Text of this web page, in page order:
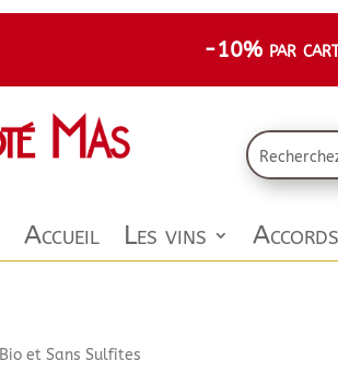
-10% par
Accueil Les vins
Bio et Sans Sulfites